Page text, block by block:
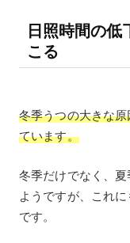
日照時間の
こる
冬季うつの大きな
ています。
冬季だけでなく、
ようですが、これ
です。